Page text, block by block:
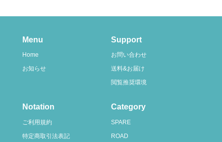
Menu
Home
お知らせ
Support
お問い合わせ
送料&お届け
閲覧推奨環境
Notation
ご利用規約
特定商取引法表記
Category
SPARE
ROAD